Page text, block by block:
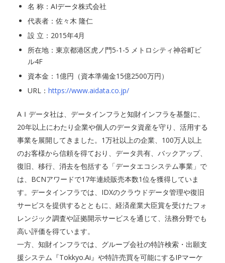
名 称：AIデータ株式会社
代表者：佐々木 隆仁
設 立：2015年4月
所在地：東京都港区虎ノ門5-1-5 メトロシティ神谷町ビ
ル4F
資本金：1億円（資本準備金15億2500万円）
URL： https://www.aidata.co.jp/
AＩデータ社は、データインフラと知財インフラを基盤に、
20年以上にわたり企業や個人のデータ資産を守り、活用する
事業を展開してきました。1万社以上の企業、100万人以上
のお客様から信頼を得ており、データ共有、バックアップ、
復旧、移行、消去を包括する「データエコシステム事業」で
は、BCNアワードで17年連続販売本数1位を獲得していま
す。データインフラでは、IDXのクラウドデータ管理や復旧
サービスを提供するとともに、経済産業大臣賞を受けたフォ
レンジック調査や証拠開示サービスを通じて、法務分野でも
高い評価を得ています。
一方、知財インフラでは、グループ会社の特許検索・出願支
援システム『Tokkyo.Ai』や特許売買を可能にするIPマーケ